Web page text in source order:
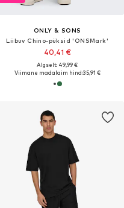
ONLY & SONS
Liibuv Chino-püksid 'ONSMark'
40,41 €
Algselt: 49,99 €
Viimane madalaim hind:35,91 €